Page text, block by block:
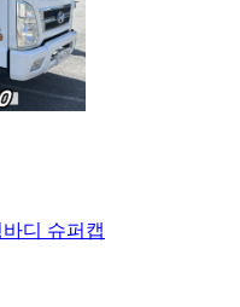
디 슈퍼캡